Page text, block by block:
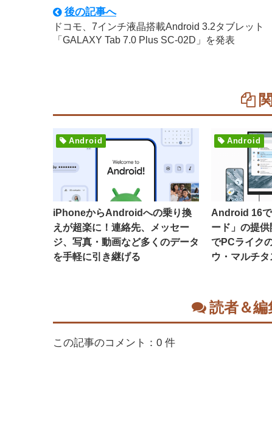
後の記事へ
ドコモ、7インチ液晶搭載Android 3.2タブレット
「GALAXY Tab 7.0 Plus SC-02D」を発表
Android
iPhoneからAndroidへの乗り換
えが超楽に！連絡先、メッセー
ジ、写真・動画など多くのデータ
を手軽に引き継げる
Android
Android 16
ード」の提
でPCライク
ウ・マルチタ
読者＆
この記事のコメント：0 件